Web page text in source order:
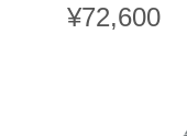
¥72,600